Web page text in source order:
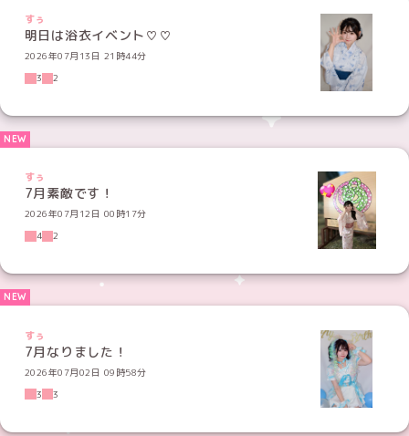
すぅ
明日は浴衣イベント♡♡
2026年07月13日 21時44分
3
2
すぅ
7月素敵です！
2026年07月12日 00時17分
4
2
すぅ
7月なりました！
2026年07月02日 09時58分
3
3